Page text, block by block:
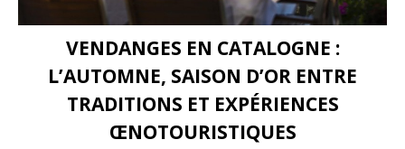
VENDANGES EN CATALOGNE :
L’AUTOMNE, SAISON D’OR ENTRE
TRADITIONS ET EXPÉRIENCES
ŒNOTOURISTIQUES